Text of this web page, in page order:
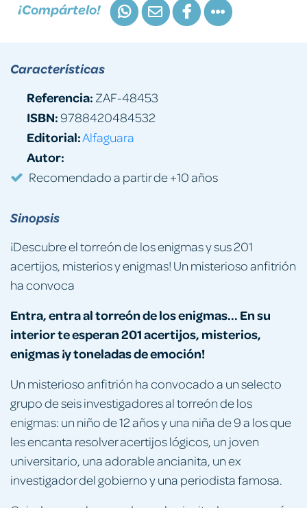
¡Compártelo!
Sinopsis
¡Descubre el torreón de los enigmas y sus 201
acertijos, misterios y enigmas! Un misterioso anfitrión
ha convoca
Entra, entra al torreón de los enigmas... En su
interior te esperan 201 acertijos, misterios,
enigmas ¡y toneladas de emoción!
Un misterioso anfitrión ha convocado a un selecto
grupo de seis investigadores al torreón de los
enigmas: un niño de 12 años y una niña de 9 a los que
les encanta resolver acertijos lógicos, un joven
universitario, una adorable ancianita, un ex
investigador del gobierno y una periodista famosa.
Características
Referencia: ZAF-48453
ISBN:9788420484532
Editorial:Alfaguara
Autor:
Recomendado a partir de +10 años